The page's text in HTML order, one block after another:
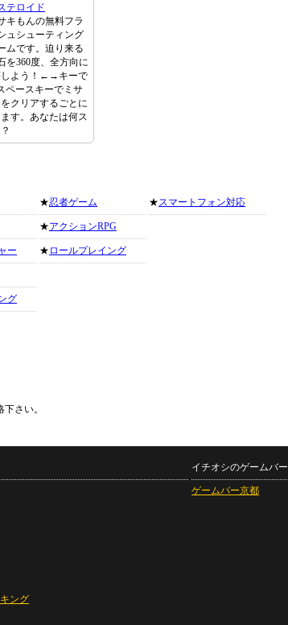
テロイド
キもんの無料フラ
ュシューティング
ムです。迫り来る
を360度、全方向に
しよう！←→キーで
ペースキーでミサ
クリアするごとに
す。あなたは何ス
ー
グ
★忍者ゲーム
★アクションRPG
★ ロールプレイング
★スマートフォン対応
さい。
ング
イチオシのゲームバー
ゲームバー京都